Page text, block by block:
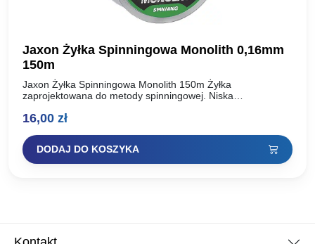
Jaxon Żyłka Spinningowa Monolith 0,16mm
150m
Jaxon Żyłka Spinningowa Monolith 150m Żyłka
zaprojektowana do metody spinningowej. Niska
podniesiona odporność na ścieranie. Kolor przezroczysty
16,00 zł
DODAJ DO KOSZYKA